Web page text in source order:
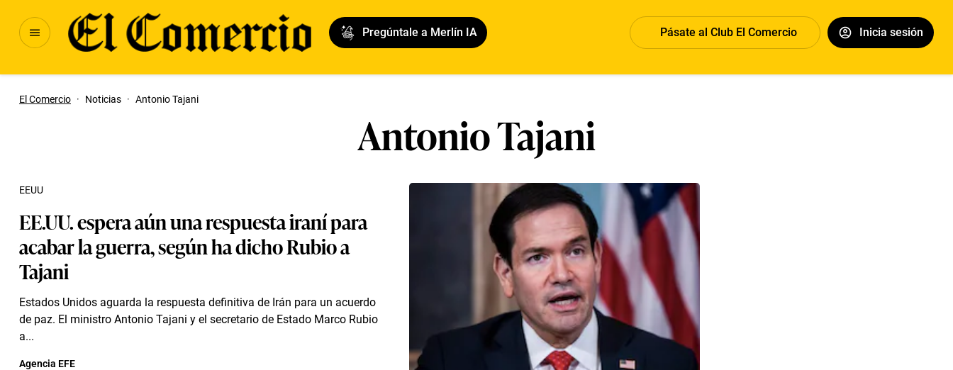
Pregúntale a Merlín IA Pásate al Club El Comercio Inicia sesión
El Comercio · Noticias · Antonio Tajani
Antonio Tajani
EE.UU. espera aún una respuesta iraní para
acabar la guerra, según ha dicho Rubio a
Tajani
Estados Unidos aguarda la respuesta definitiva de Irán para un acuerdo
de paz. El ministro Antonio Tajani y el secretario de Estado Marco Rubio
a...
EEUU
Agencia EFE